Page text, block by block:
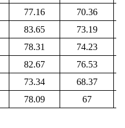
77.16
70.36
83.65
73.19
78.31
74.23
82.67
76.53
73.34
68.37
78.09 67